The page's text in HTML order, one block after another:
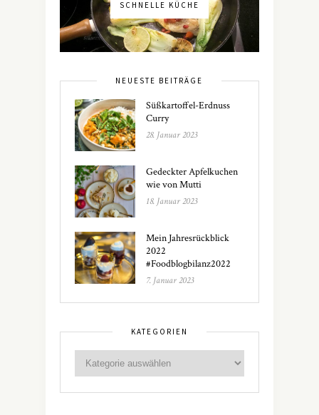
SCHNELLE KÜCHE
NEUESTE BEITRÄGE
Süßkartoffel-Erdnuss
Curry
28. Januar 2023
Gedeckter Apfelkuchen
wie von Mutti
18. Januar 2023
Mein Jahresrückblick
2022
#Foodblogbilanz2022
7. Januar 2023
KATEGORIEN